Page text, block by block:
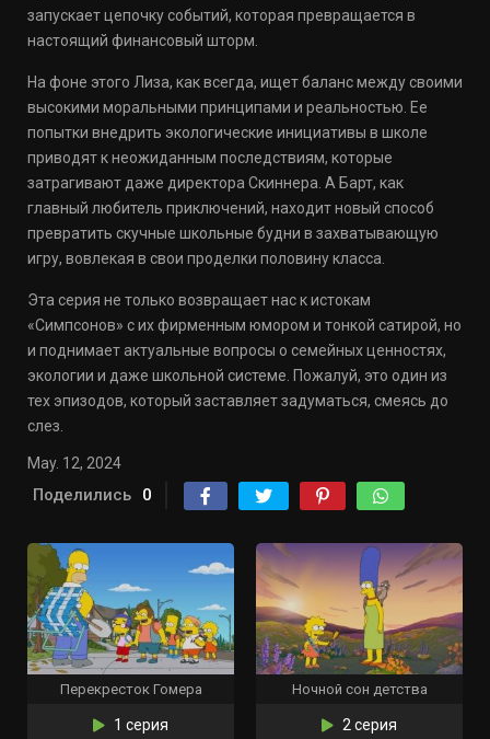
запускает цепочку событий, которая превращается в
настоящий финансовый шторм.
На фоне этого Лиза, как всегда, ищет баланс между своими
высокими моральными принципами и реальностью. Ее
попытки внедрить экологические инициативы в школе
приводят к неожиданным последствиям, которые
затрагивают даже директора Скиннера. А Барт, как
главный любитель приключений, находит новый способ
превратить скучные школьные будни в захватывающую
игру, вовлекая в свои проделки половину класса.
Эта серия не только возвращает нас к истокам
«Симпсонов» с их фирменным юмором и тонкой сатирой, но
и поднимает актуальные вопросы о семейных ценностях,
экологии и даже школьной системе. Пожалуй, это один из
тех эпизодов, который заставляет задуматься, смеясь до
слез.
May. 12, 2024
Поделились 0
Перекресток Гомера
1 серия
Ночной сон детства
2 серия